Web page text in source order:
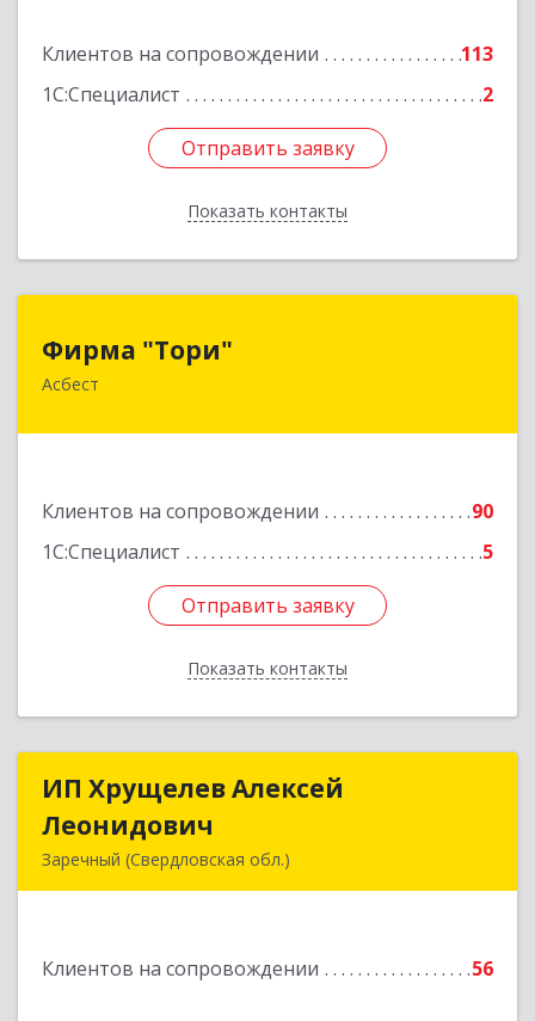
Клиентов на сопровождении
113
1С:Специалист
2
Отправить заявку
Показать контакты
Отправить заявку
Назад
Фирма "Тори"
Асбест
Клиентов на сопровождении
90
1С:Специалист
5
Отправить заявку
Показать контакты
624286, Свердловская обл, Асбест г, Малышева
Отправить заявку
Назад
ИП Хрущелев Алексей
Леонидович
Заречный (Свердловская обл.)
Клиентов на сопровождении 56
ИП Хрущелев Алексей
Подробнее